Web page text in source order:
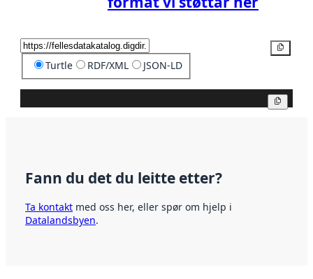
Turtle RDF/XML JSON-LD
Fann du det du leitte etter?
Ta kontakt med oss her, eller spør om hjelp i
Datalandsbyen.